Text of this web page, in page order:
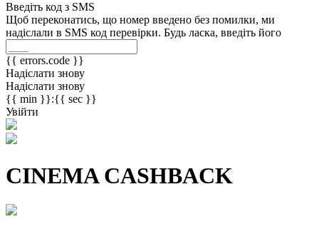
Введіть код з SMS
Щоб переконатись, що номер введено без помилки, ми
надіслали в SMS код перевірки. Будь ласка, введіть його
{{ errors.code }}
Надіслати знову
Надіслати знову
{{ min }}:{{ sec }}
Увійти
CINEMA CASHBACK